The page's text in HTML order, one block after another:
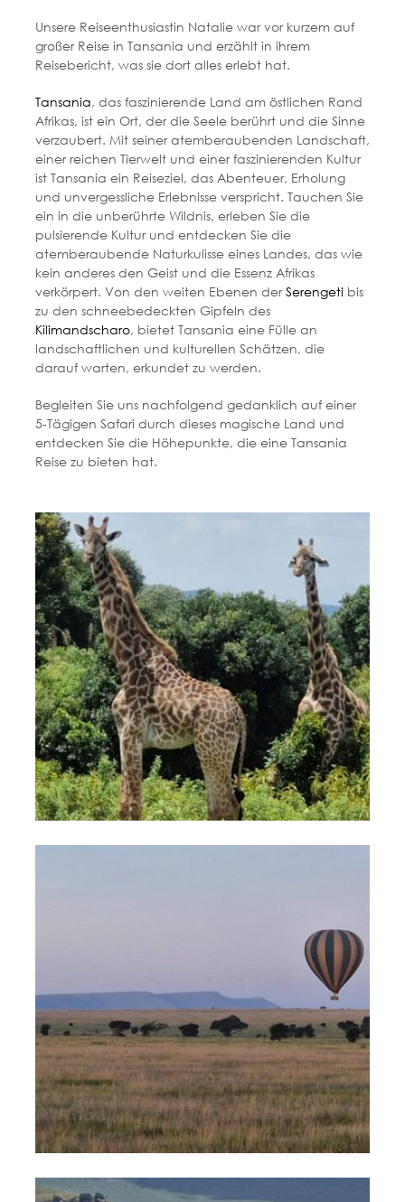
Unsere Reiseenthusiastin Natalie war vor kurzem auf
großer Reise in Tansania und erzählt in ihrem
Reisebericht, was sie dort alles erlebt hat.
Tansania, das faszinierende Land am östlichen Rand
Afrikas, ist ein Ort, der die Seele berührt und die Sinne
verzaubert. Mit seiner atemberaubenden Landschaft,
einer reichen Tierwelt und einer faszinierenden Kultur
ist Tansania ein Reiseziel, das Abenteuer, Erholung
und unvergessliche Erlebnisse verspricht. Tauchen Sie
ein in die unberührte Wildnis, erleben Sie die
pulsierende Kultur und entdecken Sie die
atemberaubende Naturkulisse eines Landes, das wie
kein anderes den Geist und die Essenz Afrikas
verkörpert. Von den weiten Ebenen derSerengeti bis
zu den schneebedeckten Gipfeln des
Kilimandscharo, bietet Tansania eine Fülle an
landschaftlichen und kulturellen Schätzen, die
darauf warten, erkundet zu werden.
Begleiten Sie uns nachfolgend gedanklich auf einer
5-Tägigen Safari durch dieses magische Land und
entdecken Sie die Höhepunkte, die eine Tansania
Reise zu bieten hat.